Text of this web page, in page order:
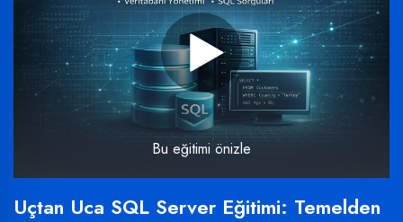
Bu eğitimi önizle
Uçtan Uca SQL Server Eğitimi: Temelden